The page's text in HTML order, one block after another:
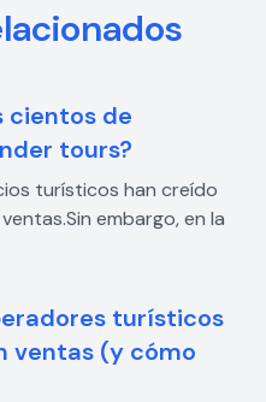
cientos de
tours?
turísticos han creído
embargo, en la
turísticos
ventas (y cómo